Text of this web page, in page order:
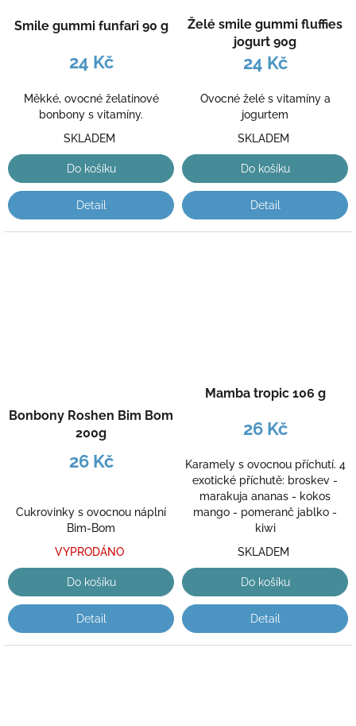
Smile gummi funfari 90 g
24 Kč
Měkké, ovocné želatinové
bonbony s vitamíny.
SKLADEM
Do košíku
Detail
Želé smile gummi fluffies
jogurt 90g
24 Kč
Ovocné želé s vitamíny a
jogurtem
SKLADEM
Do košíku
Detail
Bonbony Roshen Bim Bom
200g
26 Kč
Cukrovinky s ovocnou náplní
Bim-Bom
VYPRODÁNO
Do košíku
Detail
Mamba tropic 106 g
26 Kč
Karamely s ovocnou příchutí. 4
exotické příchutě: broskev -
marakuja ananas - kokos
mango - pomeranč jablko -
kiwi
SKLADEM
Do košíku
Detail